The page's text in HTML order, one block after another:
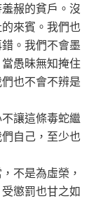
赧的貧戶。沒
來賓。我們也
。我們不會墨
愚昧無知掩住
也不會不辨是
讓這條毒蛇繼
自己，至少也
不是為虛榮，
懲罰也甘之如